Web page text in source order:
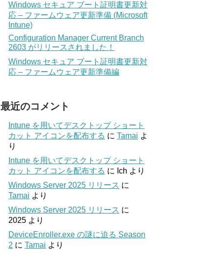
Windows セキュア ブート証明書更新対
応 – ファームウェア更新準備 (Microsoft
Intune)
Configuration Manager Current Branch
2603 がリリースされました！
Windows セキュア ブート証明書更新対
応 – ファームウェア更新準備編
最近のコメント
Intune を用いてデスクトップ ショート
カット アイコンを配布する に Tamai よ
り
Intune を用いてデスクトップ ショート
カット アイコンを配布する に Ich より
Windows Server 2025 リリース に
Tamai より
Windows Server 2025 リリース に
2025 より
DeviceEnroller.exe の謎に迫る Season
2 に Tamai より